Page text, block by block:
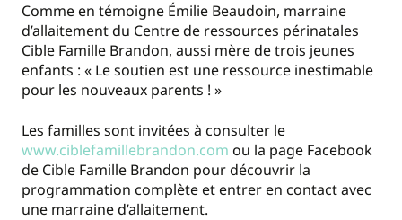
Comme en témoigne Émilie Beaudoin, marraine
d’allaitement du Centre de ressources périnatales
Cible Famille Brandon, aussi mère de trois jeunes
enfants : « Le soutien est une ressource inestimable
pour les nouveaux parents ! »
Les familles sont invitées à consulter le
www.ciblefamillebrandon.com ou la page Facebook
de Cible Famille Brandon pour découvrir la
programmation complète et entrer en contact avec
une marraine d’allaitement.